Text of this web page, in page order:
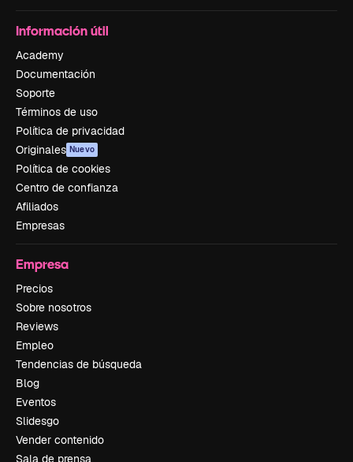
Información útil
Academy
Documentación
Soporte
Términos de uso
Política de privacidad
Originales Nuevo
Política de cookies
Centro de confianza
Afiliados
Empresas
Empresa
Precios
Sobre nosotros
Reviews
Empleo
Tendencias de búsqueda
Blog
Eventos
Slidesgo
Vender contenido
Sala de prensa